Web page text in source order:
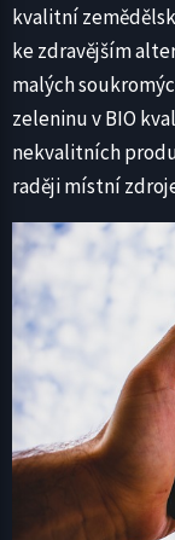
kvalitní
ke zdravějším
malých
zeleninu v BIO
nekvalitních
raději místní